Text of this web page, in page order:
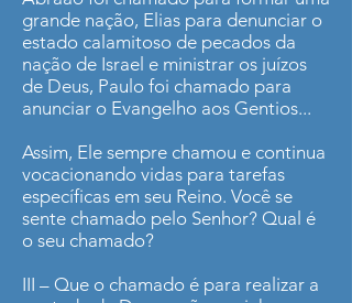
grande nação, Elias para denunciar o
estado calamitoso de pecados da
nação de Israel e ministrar os juízos
de Deus, Paulo foi chamado para
anunciar o Evangelho aos Gentios...
Assim, Ele sempre chamou e continua
vocacionando vidas para tarefas
específicas em seu Reino. Você se
sente chamado pelo Senhor? Qual é
o seu chamado?
III – Que o chamado é para realizar a